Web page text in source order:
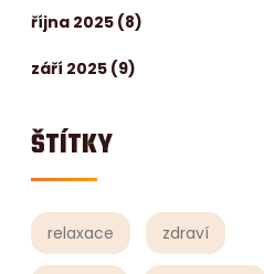
října 2025 (8)
září 2025 (9)
ŠTÍTKY
relaxace zdraví